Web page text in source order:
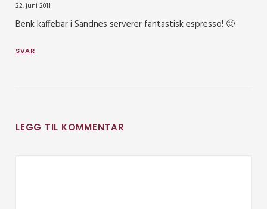
22. juni 2011
Benk kaffebar i Sandnes serverer fantastisk espresso! 🙂
SVAR
LEGG TIL KOMMENTAR